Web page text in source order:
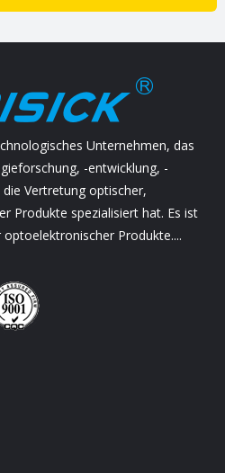
Unternehmen, das
-entwicklung, -
Vertretung optischer,
Produkte spezialisiert hat. Es ist
Produkte....